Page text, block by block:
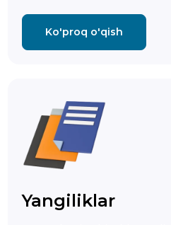
Ko'proq o'qish
Yangiliklar